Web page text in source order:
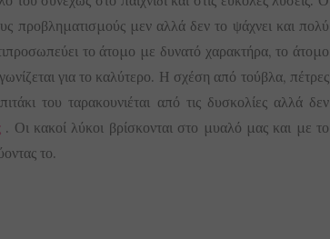
προβληματισμούς μεν αλλά δεν το ψάχνει και πολύ
το άτομο με δυνατό χαρακτήρα, το άτομο
για το καλύτερο. Η σχέση από τούβλα, πέτρες
του ταρακουνιέται από τις δυσκολίες αλλά δεν
. Οι κακοί λύκοι βρίσκονται στο μυαλό μας και με το
το.